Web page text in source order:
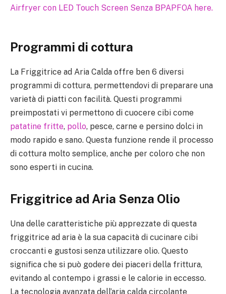
Programmi di cottura
La Friggitrice ad Aria Calda offre ben 6 diversi
programmi di cottura, permettendovi di preparare una
varietà di piatti con facilità. Questi programmi
preimpostati vi permettono di cuocere cibi come
patatine fritte, pollo, pesce, carne e persino dolci in
modo rapido e sano. Questa funzione rende il processo
di cottura molto semplice, anche per coloro che non
sono esperti in cucina.
Friggitrice ad Aria Senza Olio
Una delle caratteristiche più apprezzate di questa
friggitrice ad aria è la sua capacità di cucinare cibi
croccanti e gustosi senza utilizzare olio. Questo
significa che si può godere dei piaceri della frittura,
evitando al contempo i grassi e le calorie in eccesso.
La tecnologia avanzata dell’aria calda circolante